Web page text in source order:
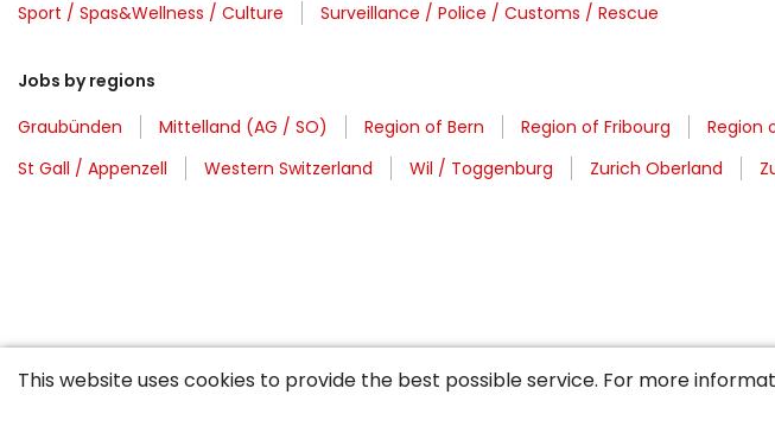
Sport / Spas&Wellness / Culture
Surveillance / Police / Customs / Rescue
Jobs by regions
Graubünden
Mittelland (AG / SO) Region of Bern Region of Fribourg Region
St Gall / Appenzell
Western Switzerland Wil / Toggenburg Zurich Oberland
This website uses cookies to provide the best possible service. For more